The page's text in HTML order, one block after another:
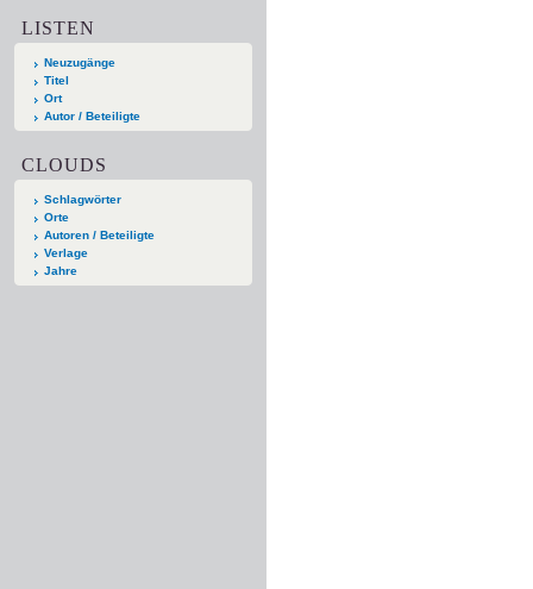
LISTEN
Neuzugänge
Titel
Ort
Autor / Beteiligte
CLOUDS
Schlagwörter
Orte
Autoren / Beteiligte
Verlage
Jahre